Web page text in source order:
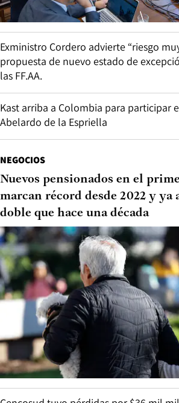
Exministro Cordero advierte “riesgo
propuesta de nuevo estado de
las FF.AA.
Kast arriba a Colombia para participar
Abelardo de la Espriella
NEGOCIOS
Nuevos pensionados en el
marcan récord desde 2022 y ya
doble que hace una década